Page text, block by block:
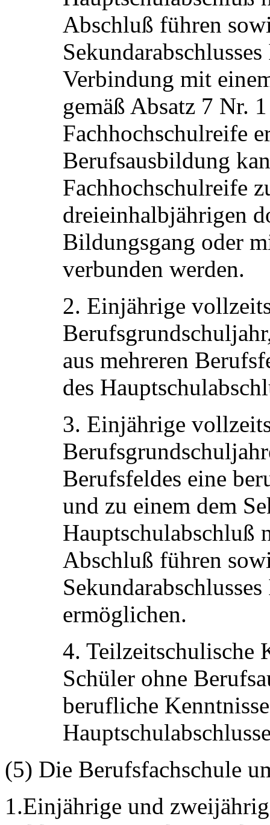
Abschluß führen
Verbindung mit
gemäß Absatz 7 Nr.
Fachhochschulreife
Berufsausbildung
Fachhochschulreife
dreieinhalbjährigen
Bildungsgang oder
verbunden werden.
2. Einjährige
aus mehreren
des
3. Einjährige
Berufsfeldes eine
und zu einem dem
Hauptschulabschluß
Abschluß führen
ermöglichen.
4. Teilzeitschulische
Schüler ohne
berufliche
(5) Die Berufsfachschule
1.Einjährige und